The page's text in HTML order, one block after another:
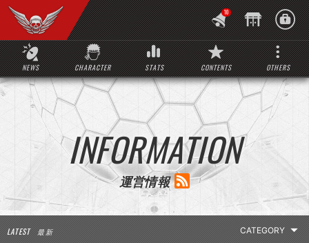
NEWS CHARACTER STATS CONTENTS OTHERS
10
INFORMATION
運営情報
LATEST 最 新